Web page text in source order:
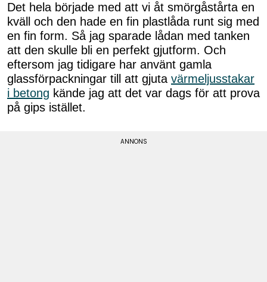
Det hela började med att vi åt smörgåstårta en
kväll och den hade en fin plastlåda runt sig med
en fin form. Så jag sparade lådan med tanken
att den skulle bli en perfekt gjutform. Och
eftersom jag tidigare har använt gamla
glassförpackningar till att gjuta värmeljusstakar
i betong kände jag att det var dags för att prova
på gips istället.